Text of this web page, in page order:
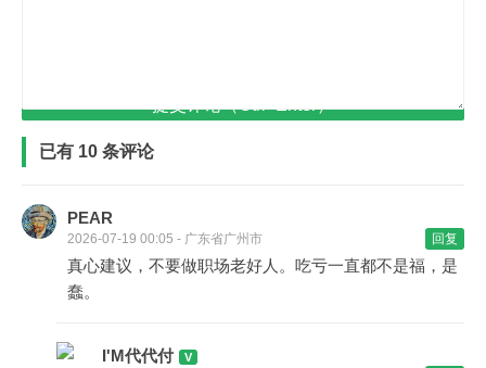
已有 10 条评论
PEAR
2026-07-19 00:05 - 广东省广州市 回复
真心建议，不要做职场老好人。吃亏一直都不是福，是
蠢。
I'M代代付